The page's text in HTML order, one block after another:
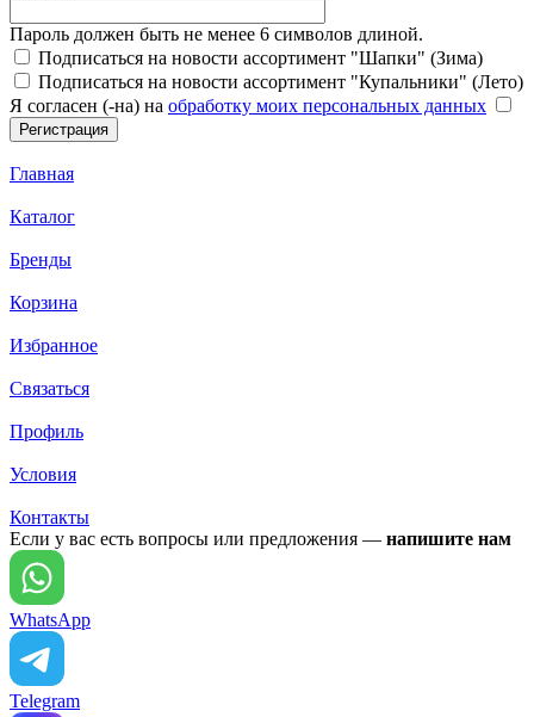
Пароль должен быть не менее 6 символов длиной.
Подписаться на новости ассортимент "Шапки" (Зима)
Подписаться на новости ассортимент "Купальники" (Лето)
Я согласен (-на) на обработку моих персональных данных
Главная
Каталог
Бренды
Корзина
Избранное
Связаться
Профиль
Условия
Контакты
Если у вас есть вопросы или предложения — напишите нам
WhatsApp
Telegram